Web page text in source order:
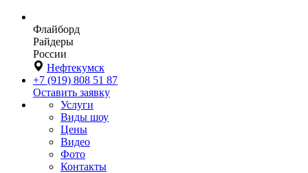
Флайборд
Райдеры
России
Нефтекумск
+7 (919) 808 51 87
Оставить заявку
Услуги
Виды шоу
Цены
Видео
Фото
Контакты